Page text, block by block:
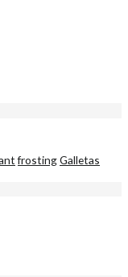
frostingGalletas